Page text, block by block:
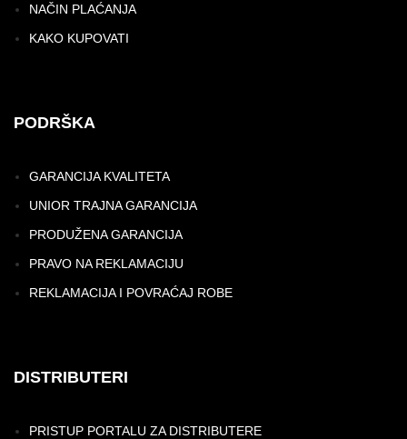
NAČIN PLAĆANJA
KAKO KUPOVATI
PODRŠKA
GARANCIJA KVALITETA
UNIOR TRAJNA GARANCIJA
PRODUŽENA GARANCIJA
PRAVO NA REKLAMACIJU
REKLAMACIJA I POVRAĆAJ ROBE
DISTRIBUTERI
PRISTUP PORTALU ZA DISTRIBUTERE